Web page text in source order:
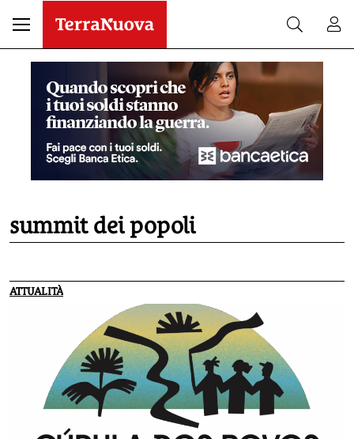
summit dei popoli
ATTUALITÀ